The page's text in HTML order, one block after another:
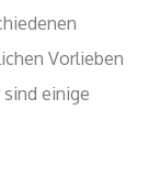
Vorlieben
einige